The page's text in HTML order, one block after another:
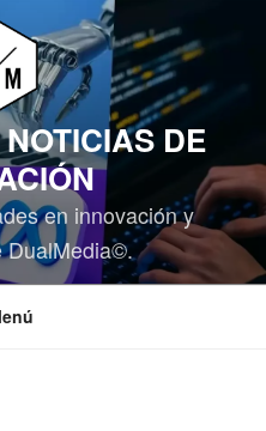
DE
en innovación y
DualMedia©.